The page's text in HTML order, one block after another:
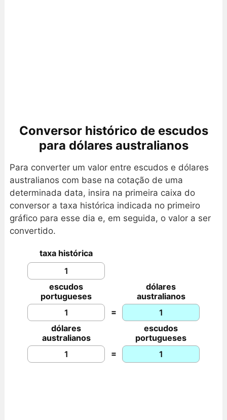
Conversor histórico de escudos
para dólares australianos
Para converter um valor entre escudos e dólares
australianos com base na cotação de uma
determinada data, insira na primeira caixa do
conversor a taxa histórica indicada no primeiro
gráfico para esse dia e, em seguida, o valor a ser
convertido.
taxa histórica
escudos
portugueses
dólares
australianos
=
dólares
australianos
escudos
portugueses
=